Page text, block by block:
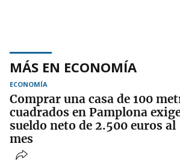
MÁS EN ECONOMÍA
ECONOMÍA
Comprar una casa de 100
cuadrados en Pamplona
sueldo neto de 2.500 euros al
mes